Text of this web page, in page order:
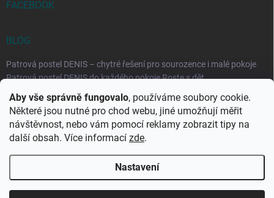
Aby vše správně fungovalo, používáme soubory cookie.
Některé jsou nutné pro chod webu, jiné umožňují měřit
návštěvnost, nebo vám pomocí reklamy zobrazit tipy na
další obsah. Více informací zde.
Nastavení
FACEBOOK
BLOG
Patrová postel DENIS – chytré řešení pro sourozence i malé pokoje
Patrová postel DENIS do každého pokoje Roste s dět...
Rozkládací postele RELAX – ideální řešení pro malé prostory i
každodenní spaní
Rozkládací postel, která se přizpůsobí vašemu živo...
Copyright 2026DK-obchod.cz. Všechna práva vyhrazena.Upravit